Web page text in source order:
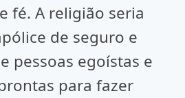
fé. A religião seria
de seguro e
pessoas egoístas e
para fazer